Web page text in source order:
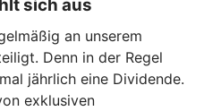
sich aus
an unserem
Denn in der Regel
jährlich eine Dividende.
exklusiven